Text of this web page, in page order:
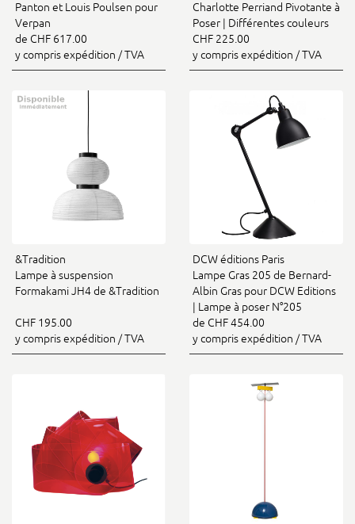
Panton et Louis Poulsen pour
Verpan
de CHF 617.00
y compris expédition / TVA
Charlotte Perriand Pivotante à
Poser | Différentes couleurs
CHF 225.00
y compris expédition / TVA
&Tradition
Lampe à suspension
Formakami JH4 de &Tradition
CHF 195.00
y compris expédition / TVA
DCW éditions Paris
Lampe Gras 205 de Bernard-
Albin Gras pour DCW Editions
| Lampe à poser N°205
de CHF 454.00
y compris expédition / TVA